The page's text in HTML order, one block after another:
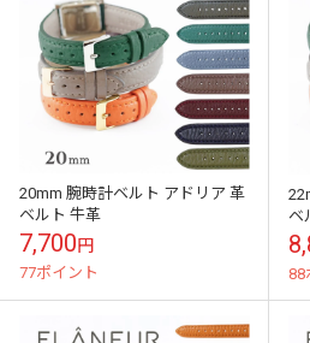
20mm 腕時計ベルト アドリア 革
ベルト 牛革
7,700円
77ポイント
ベ
88